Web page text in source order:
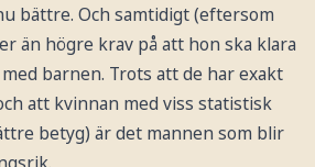
bättre. Och samtidigt (eftersom
än högre krav på att hon ska klara
barnen. Trots att de har exakt
att kvinnan med viss statistisk
betyg) är det mannen som blir